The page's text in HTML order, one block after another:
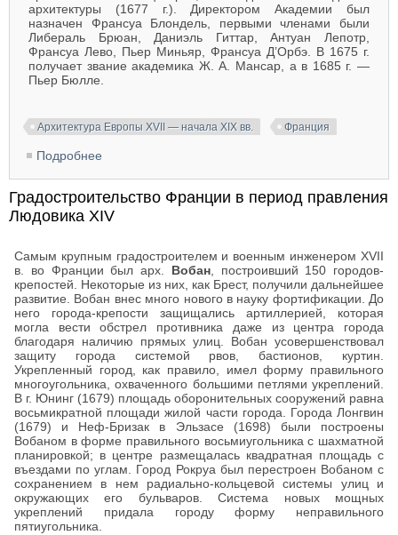
архитектуры (1677 г.). Директором Академии был
назначен Франсуа Блондель, первыми членами были
Либераль Брюан, Даниэль Гиттар, Антуан Лепотр,
Франсуа Лево, Пьер Миньяр, Франсуа Д’Орбэ. В 1675 г.
получает звание академика Ж. А. Мансар, а в 1685 г. —
Пьер Бюлле.
Архитектура Европы XVII — начала XIX вв. Франция
Подробнее
Градостроительство Франции в период правления
Людовика XIV
Самым крупным градостроителем и военным инженером XVII
в. во Франции был арх. Вобан, построивший 150 городов-
крепостей. Некоторые из них, как Брест, получили дальнейшее
развитие. Вобан внес много нового в науку фортификации. До
него города-крепости защищались артиллерией, которая
могла вести обстрел противника даже из центра города
благодаря наличию прямых улиц. Вобан усовершенствовал
защиту города системой рвов, бастионов, куртин.
Укрепленный город, как правило, имел форму правильного
многоугольника, охваченного большими петлями укреплений.
В г. Юнинг (1679) площадь оборонительных сооружений равна
восьмикратной площади жилой части города. Города Лонгвин
(1679) и Неф-Бризак в Эльзасе (1698) были построены
Вобаном в форме правильного восьмиугольника с шахматной
планировкой; в центре размещалась квадратная площадь с
въездами по углам. Город Рокруа был перестроен Вобаном с
сохранением в нем радиально-кольцевой системы улиц и
окружающих его бульваров. Система новых мощных
укреплений придала городу форму неправильного
пятиугольника.